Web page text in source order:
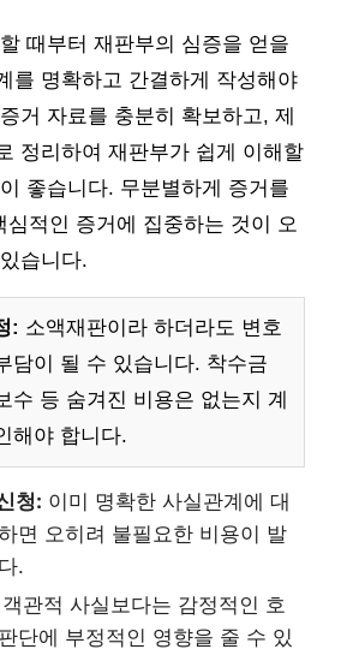
때부터 재판부의 심증을 얻을
를 명확하고 간결하게 작성해야
거 자료를 충분히 확보하고, 제
정리하여 재판부가 쉽게 이해할
좋습니다. 무분별하게 증거를
심적인 증거에 집중하는 것이 오
습니다.
: 소액재판이라 하더라도 변호
담이 될 수 있습니다. 착수금
수 등 숨겨진 비용은 없는지 계
해야 합니다.
청: 이미 명확한 사실관계에 대
면 오히려 불필요한 비용이 발
.
객관적 사실보다는 감정적인 호
단에 부정적인 영향을 줄 수 있